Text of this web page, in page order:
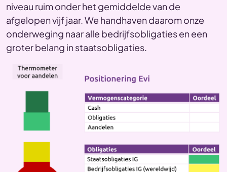
niveau ruim onder het gemiddelde van de
afgelopen vijf jaar. We handhaven daarom onze
onderweging naar alle bedrijfsobligaties en een
groter belang in staatsobligaties.